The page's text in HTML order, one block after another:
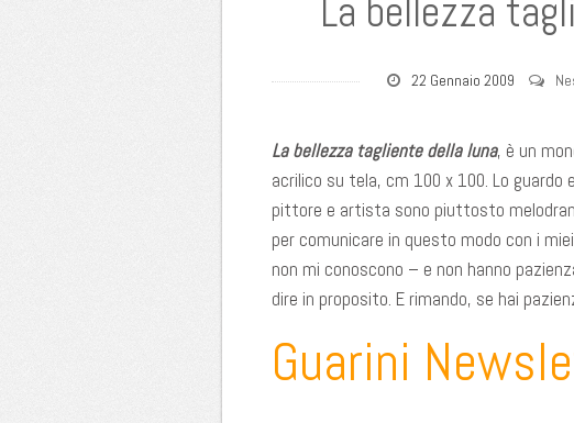
La bellezza
22 Gennaio 2009
La bellezza tagliente della luna, è un
acrilico su tela, cm 100 x 100. Lo guardo
pittore e artista sono piuttosto
per comunicare in questo modo con i
non mi conoscono – e non hanno
dire in proposito. E rimando, se hai
Guarini